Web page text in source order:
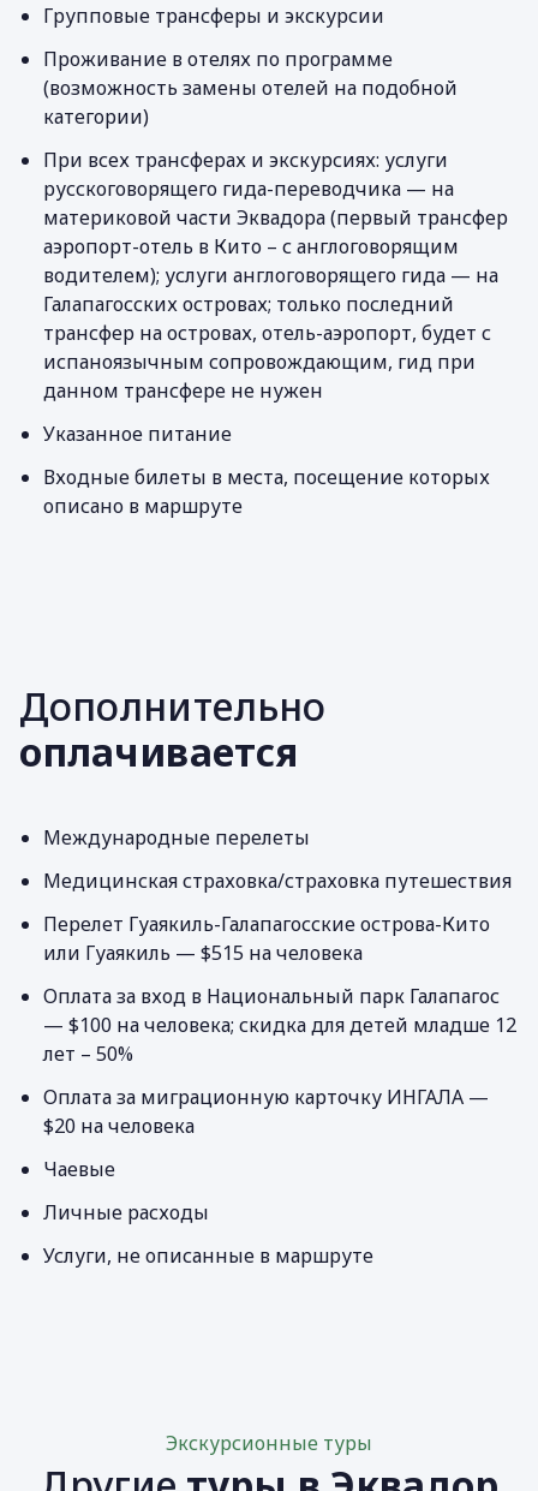
Групповые трансферы и экскурсии
Проживание в отелях по программе
(возможность замены отелей на подобной
категории)
При всех трансферах и экскурсиях: услуги
русскоговорящего гида-переводчика — на
материковой части Эквадора (первый трансфер
аэропорт-отель в Кито – с англоговорящим
водителем); услуги англоговорящего гида — на
Галапагосских островах; только последний
трансфер на островах, отель-аэропорт, будет с
испаноязычным сопровождающим, гид при
данном трансфере не нужен
Указанное питание
Входные билеты в места, посещение которых
описано в маршруте
Дополнительно
оплачивается
Международные перелеты
Медицинская страховка/страховка путешествия
Перелет Гуаякиль-Галапагосские острова-Кито
или Гуаякиль — $515 на человека
Оплата за вход в Национальный парк Галапагос
— $100 на человека; скидка для детей младше 12
лет – 50%
Оплата за миграционную карточку ИНГАЛА —
$20 на человека
Чаевые
Личные расходы
Услуги, не описанные в маршруте
Экскурсионные туры